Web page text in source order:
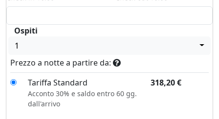
Ospiti
1
Prezzo a notte a partire da:
Tariffa Standard
318,20€
Acconto 30% e saldo entro 60 gg.
dall'arrivo